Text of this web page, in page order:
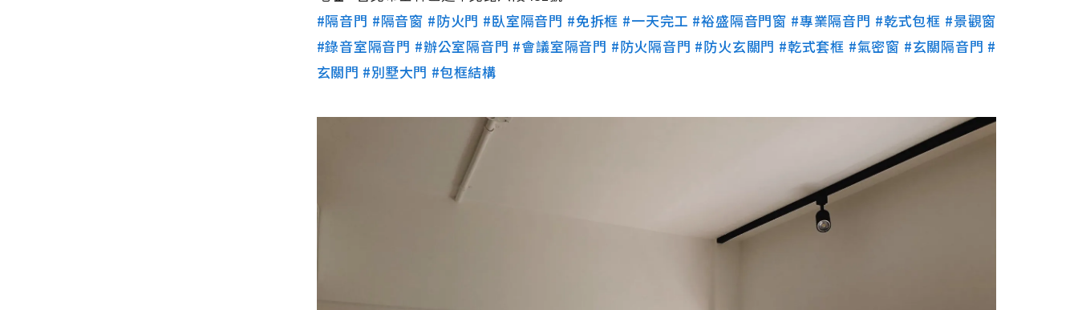
#隔音門 #隔音窗 #防火門 #臥室隔音門 #免拆框 #一天完工 #裕盛隔音門窗 #專業隔音門 #乾式包框 #景觀窗
#錄音室隔音門 #辦公室隔音門 #會議室隔音門 #防火隔音門 #防火玄關門 #乾式套框 #氣密窗 #玄關隔音門 #
玄關門 #別墅大門 #包框結構